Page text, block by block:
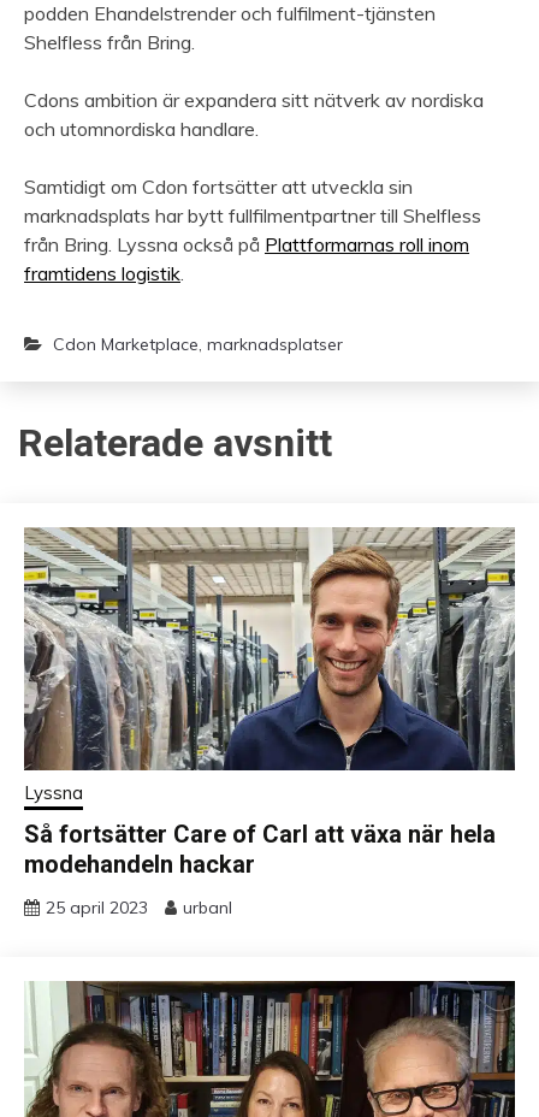
podden Ehandelstrender och fulfilment-tjänsten
Shelfless från Bring.
Cdons ambition är expandera sitt nätverk av nordiska
och utomnordiska handlare.
Samtidigt om Cdon fortsätter att utveckla sin
marknadsplats har bytt fullfilmentpartner till Shelfless
från Bring. Lyssna också på Plattformarnas roll inom
framtidens logistik.
Cdon Marketplace, marknadsplatser
Relaterade avsnitt
Lyssna
Så fortsätter Care of Carl att växa när hela
modehandeln hackar
25 april 2023 urbanl